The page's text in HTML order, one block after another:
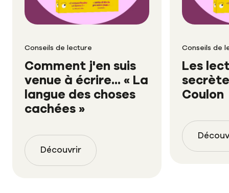
Conseils de lecture
Comment j'en suis
venue à écrire... « La
langue des choses
cachées »
Découvrir
Conseils de
Les
Coulon